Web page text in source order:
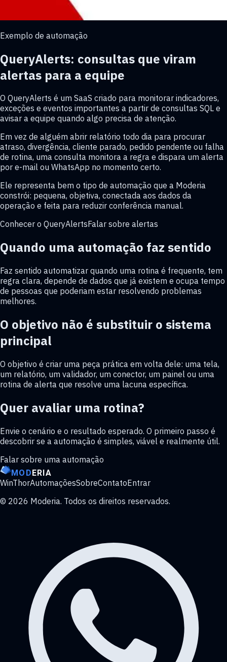
Exemplo de automação
QueryAlerts: consultas que viram
alertas para a equipe
O QueryAlerts é um SaaS criado para monitorar indicadores,
exceções e eventos importantes a partir de consultas SQL e
avisar a equipe quando algo precisa de atenção.
Em vez de alguém abrir relatório todo dia para procurar
atraso, divergência, cliente parado, pedido pendente ou falha
de rotina, uma consulta monitora a regra e dispara um alerta
por e-mail ou WhatsApp no momento certo.
Ele representa bem o tipo de automação que a Moderia
constrói: pequena, objetiva, conectada aos dados da
operação e feita para reduzir conferência manual.
Conhecer o QueryAlertsFalar sobre alertas
Quando uma automação faz sentido
Faz sentido automatizar quando uma rotina é frequente, tem
regra clara, depende de dados que já existem e ocupa tempo
de pessoas que poderiam estar resolvendo problemas
melhores.
O objetivo não é substituir o sistema
principal
O objetivo é criar uma peça prática em volta dele: uma tela,
um relatório, um validador, um conector, um painel ou uma
rotina de alerta que resolve uma lacuna específica.
Quer avaliar uma rotina?
Envie o cenário e o resultado esperado. O primeiro passo é
descobrir se a automação é simples, viável e realmente útil.
Falar sobre uma automação
MODERIA
WinThorAutomaçõesSobreContatoEntrar
© 2026 Moderia. Todos os direitos reservados.